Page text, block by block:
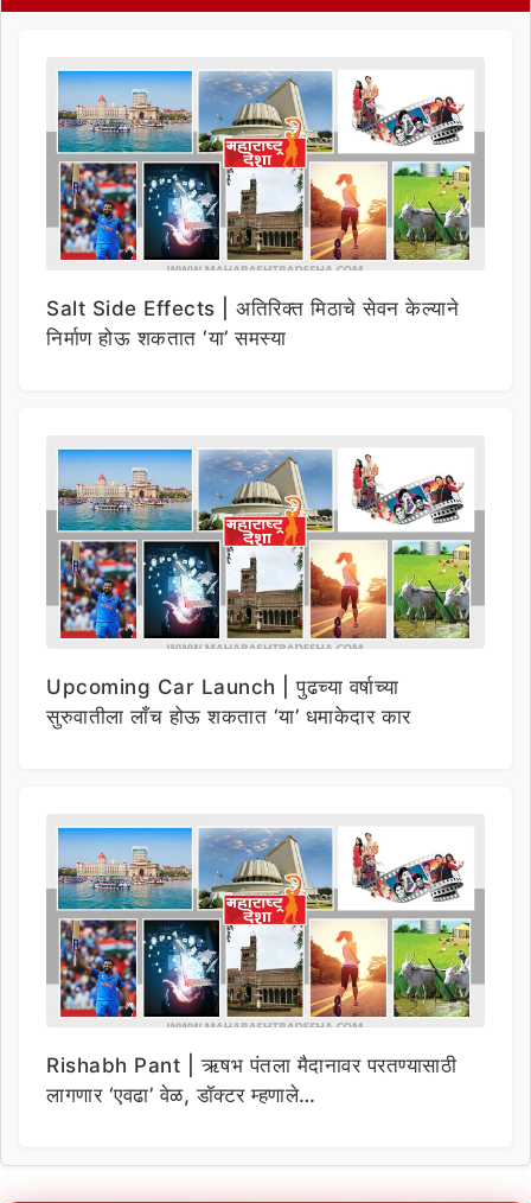
Salt Side Effects | अतिरिक्त मिठाचे सेवन केल्याने
निर्माण होऊ शकतात ‘या’ समस्या
Upcoming Car Launch | पुढच्या वर्षाच्या
सुरुवातीला लाँच होऊ शकतात ‘या’ धमाकेदार कार
Rishabh Pant | ऋषभ पंतला मैदानावर परतण्यासाठी
लागणार ‘एवढा’ वेळ, डॉक्टर म्हणाले…